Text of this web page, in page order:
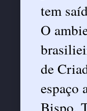
tem
O
de
espaço
Bispo,